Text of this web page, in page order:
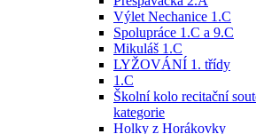
Výlet Nechanice 1.C
Spolupráce 1.C a 9.C
Mikuláš 1.C
LYŽOVÁNÍ 1. třídy
1.C
Školní kolo recitační
kategorie
Holky z Horákovky